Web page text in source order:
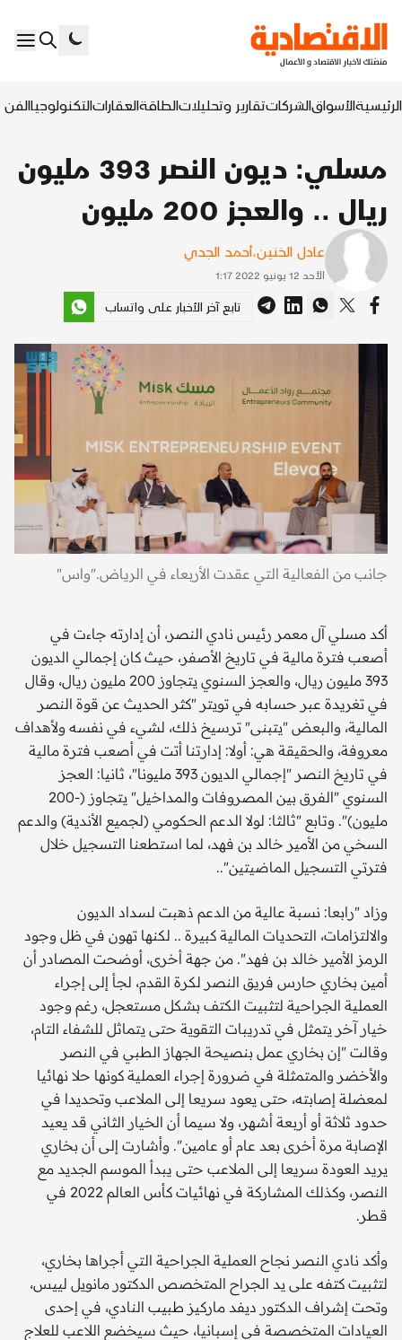
الرئيسيةالأسواقالشركاتتقارير وتحليلاتالطاقةالعقاراتالتكنولوجياالفن
مسلي: ديون النصر 393 مليون
ريال .. والعجز 200 مليون
عادل الخنين،‫أحمد الجدي
الأحد 12 يونيو 2022 1:17
تابع آخر الأخبار على واتساب
جانب من الفعالية التي عقدت الأربعاء في الرياض."واس"
أكد مسلي آل معمر رئيس نادي النصر، أن إدارته جاءت في
أصعب فترة مالية في تاريخ الأصفر، حيث كان إجمالي الديون
393 مليون ريال، والعجز السنوي يتجاوز 200 مليون ريال، وقال
في تغريدة عبر حسابه في تويتر "كثر الحديث عن قوة النصر
المالية، والبعض "يتبنى" ترسيخ ذلك، لشيء في نفسه ولأهداف
معروفة، والحقيقة هي: أولا: إدارتنا أتت في أصعب فترة مالية
في تاريخ النصر "إجمالي الديون 393 مليونا"، ثانيا: العجز
السنوي "الفرق بين المصروفات والمداخيل" يتجاوز (-200
مليون)". وتابع "ثالثا: لولا الدعم الحكومي (لجميع الأندية) والدعم
السخي من الأمير خالد بن فهد، لما استطعنا التسجيل خلال
فترتي التسجيل الماضيتين"..
وزاد "رابعا: نسبة عالية من الدعم ذهبت لسداد الديون
والالتزامات، التحديات المالية كبيرة .. لكنها تهون في ظل وجود
الرمز الأمير خالد بن فهد". من جهة أخرى، أوضحت المصادر أن
أمين بخاري حارس فريق النصر لكرة القدم، لجأ إلى إجراء
العملية الجراحية لتثبيت الكتف بشكل مستعجل، رغم وجود
خيار آخر يتمثل في تدريبات التقوية حتى يتماثل للشفاء التام،
وقالت "إن بخاري عمل بنصيحة الجهاز الطبي في النصر
والأخضر والمتمثلة في ضرورة إجراء العملية كونها حلا نهائيا
لمعضلة إصابته، حتى يعود سريعا إلى الملاعب وتحديدا في
حدود ثلاثة أو أربعة أشهر، ولا سيما أن الخيار الثاني قد يعيد
الإصابة مرة أخرى بعد عام أو عامين". وأشارت إلى أن بخاري
يريد العودة سريعا إلى الملاعب حتى يبدأ الموسم الجديد مع
النصر، وكذلك المشاركة في نهائيات كأس العالم 2022 في
قطر.
وأكد نادي النصر نجاح العملية الجراحية التي أجراها بخاري،
لتثبيت كتفه على يد الجراح المتخصص الدكتور مانويل لييس،
وتحت إشراف الدكتور ديفد ماركيز طبيب النادي، في إحدى
العيادات المتخصصة في إسبانيا، حيث سيخضع اللاعب للعلاج